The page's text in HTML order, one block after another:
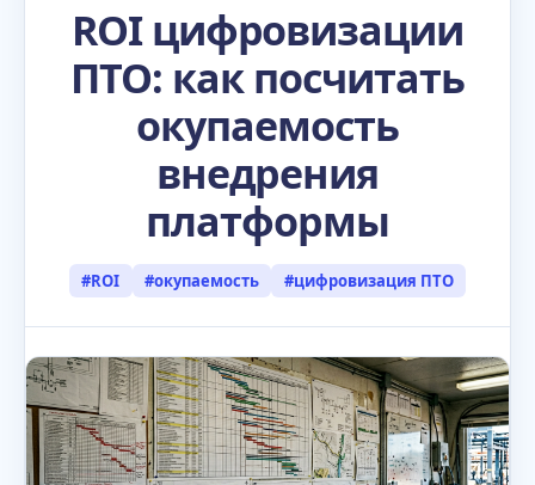
ROI цифровизации
ПТО: как посчитать
окупаемость
внедрения
платформы
#ROI #окупаемость #цифровизация ПТО